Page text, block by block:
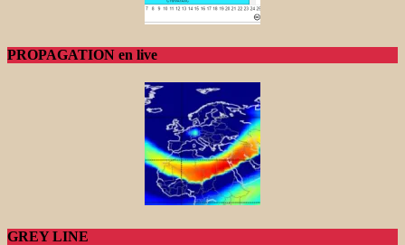
PROPAGATION en live
GREY LINE